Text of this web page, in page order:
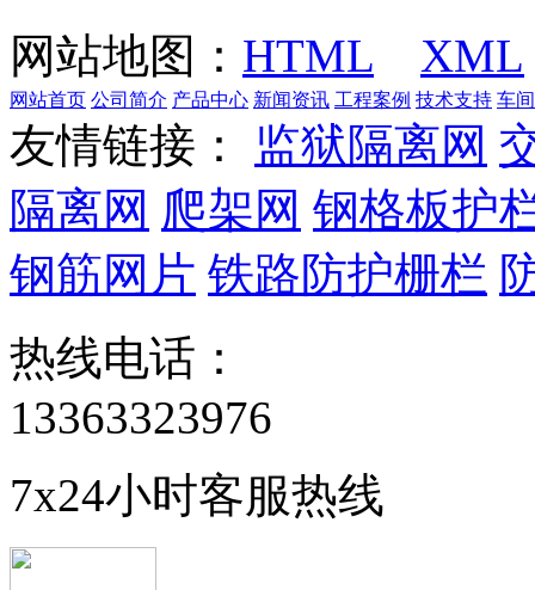
网站地图： HTML XML
网站首页 公司简介 产品中心 新闻资讯 工程案例 技术支持 车
友情链接： 监狱隔离网
隔离网 爬架网 钢格板护
钢筋网片 铁路防护栅栏
热线电话：
13363323976
7x24小时客服热线